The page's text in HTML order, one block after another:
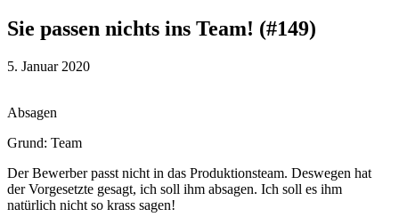
Sie passen nichts ins Team! (#149)
5. Januar 2020
Absagen
Grund: Team
Der Bewerber passt nicht in das Produktionsteam. Deswegen hat
der Vorgesetzte gesagt, ich soll ihm absagen. Ich soll es ihm
natürlich nicht so krass sagen!